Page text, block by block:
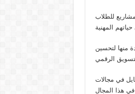
للطلاب
منها لتحسين
في مجالات